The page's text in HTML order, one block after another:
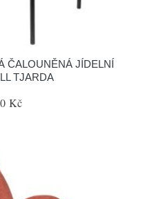
ČALOUNĚNÁ JÍDELNÍ
TJARDA
Kč